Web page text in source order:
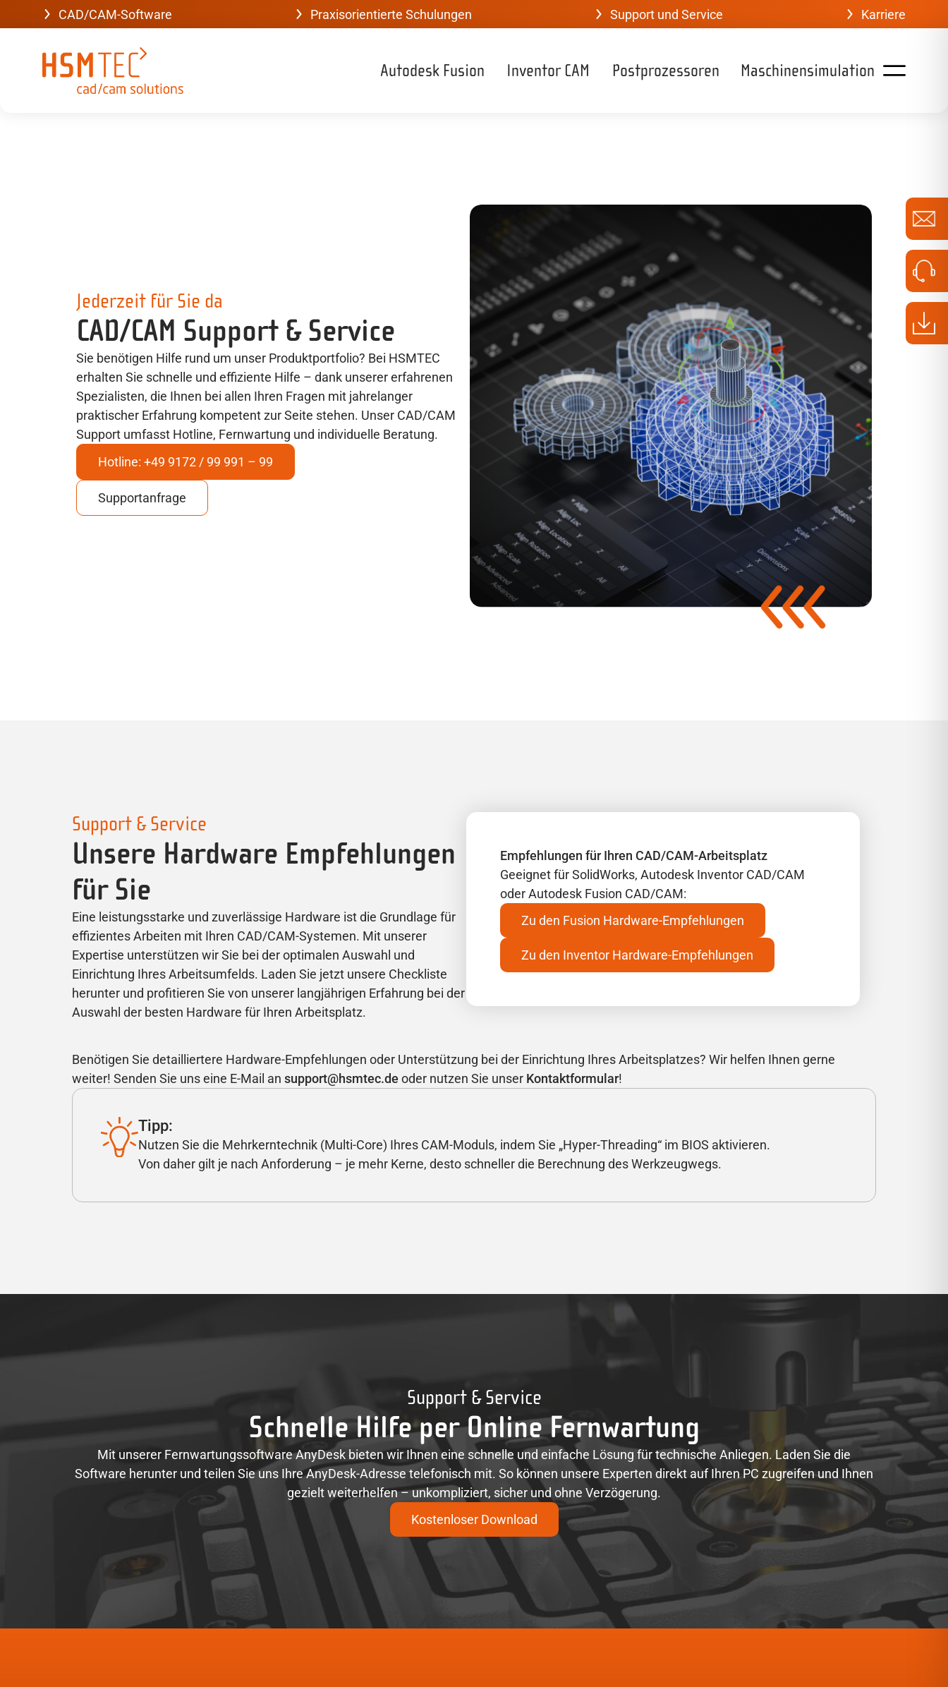
CAD/CAM-Software Praxisorientierte Schulungen Support und Service Karriere
Autodesk Fusion Inventor CAM Postprozessoren Maschinensimulation
Jederzeit für Sie da
CAD/CAM Support & Service
Sie benötigen Hilfe rund um unser Produktportfolio? Bei HSMTEC
erhalten Sie schnelle und effiziente Hilfe – dank unserer erfahrenen
Spezialisten, die Ihnen bei allen Ihren Fragen mit jahrelanger
praktischer Erfahrung kompetent zur Seite stehen. Unser CAD/CAM
Support umfasst Hotline, Fernwartung und individuelle Beratung.
Hotline: +49 9172 / 99 991 – 99
Supportanfrage
Support & Service
Unsere Hardware Empfehlungen
für Sie
Eine leistungsstarke und zuverlässige Hardware ist die Grundlage für
effizientes Arbeiten mit Ihren CAD/CAM-Systemen. Mit unserer
Expertise unterstützen wir Sie bei der optimalen Auswahl und
Einrichtung Ihres Arbeitsumfelds. Laden Sie jetzt unsere Checkliste
herunter und profitieren Sie von unserer langjährigen Erfahrung bei der
Auswahl der besten Hardware für Ihren Arbeitsplatz.
Empfehlungen für Ihren CAD/CAM-Arbeitsplatz
Geeignet für SolidWorks, Autodesk Inventor CAD/CAM
oder Autodesk Fusion CAD/CAM:
Zu den Fusion Hardware-Empfehlungen
Zu den Inventor Hardware-Empfehlungen
Benötigen Sie detailliertere Hardware-Empfehlungen oder Unterstützung bei der Einrichtung Ihres Arbeitsplatzes? Wir helfen Ihnen gerne
weiter! Senden Sie uns eine E-Mail an support@hsmtec.de oder nutzen Sie unser Kontaktformular!
Tipp:
Nutzen Sie die Mehrkerntechnik (Multi-Core) Ihres CAM-Moduls, indem Sie „Hyper-Threading“ im BIOS aktivieren.
Von daher gilt je nach Anforderung – je mehr Kerne, desto schneller die Berechnung des Werkzeugwegs.
Support & Service
Schnelle Hilfe per Online Fernwartung
Mit unserer Fernwartungssoftware AnyDesk bieten wir Ihnen eine schnelle und einfache Lösung für technische Anliegen. Laden Sie die
Software herunter und teilen Sie uns Ihre AnyDesk-Adresse telefonisch mit. So können unsere Experten direkt auf Ihren PC zugreifen und Ihnen
gezielt weiterhelfen – unkompliziert, sicher und ohne Verzögerung.
Kostenloser Download